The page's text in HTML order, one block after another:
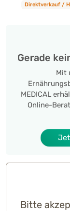
Direktverkauf /
Gerade
Mit
MEDICAL
Online-
Bitte